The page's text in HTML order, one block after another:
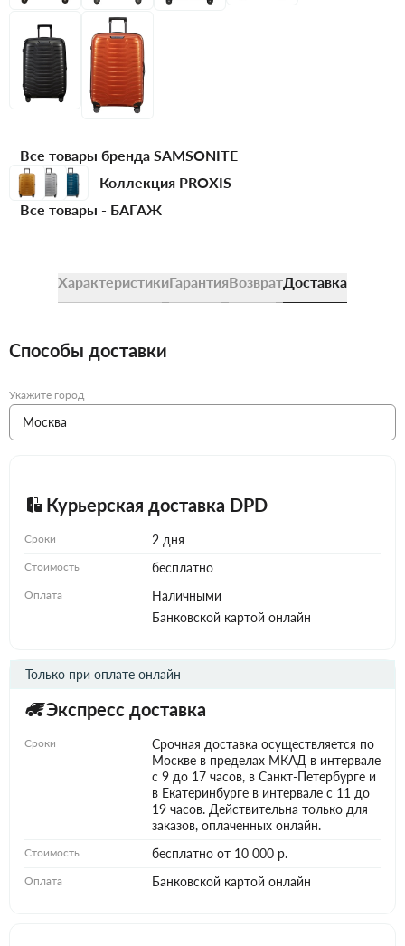
Все товары бренда SAMSONITE
Коллекция PROXIS
Все товары - БАГАЖ
ХарактеристикиГарантияВозвратДоставка
Способы доставки
Укажите город
Курьерская доставка DPD
Сроки 2 дня
Стоимость бесплатно
Оплата
Наличными
Банковской картой онлайн
Экспресс доставка
Только при оплате онлайн
Сроки
Срочная доставка осуществляется по
Москве в пределах МКАД в интервале
с 9 до 17 часов, в Санкт-Петербурге и
в Екатеринбурге в интервале с 11 до
19 часов. Действительна только для
заказов, оплаченных онлайн.
Стоимость бесплатно от 10 000 р.
Оплата Банковской картой онлайн